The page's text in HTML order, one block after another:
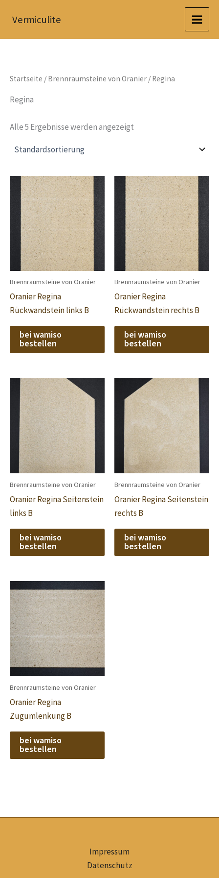
InhaltVermiculite
Startseite / Brennraumsteine von Oranier / Regina
Regina
Alle 5 Ergebnisse werden angezeigt
Brennraumsteine von Oranier
Oranier Regina
Rückwandstein links B
bei wamiso
bestellen
Brennraumsteine von Oranier
Oranier Regina
Rückwandstein rechts B
bei wamiso
bestellen
Brennraumsteine von Oranier
Oranier Regina Seitenstein
links B
bei wamiso
bestellen
Brennraumsteine von Oranier
Oranier Regina Seitenstein
rechts B
bei wamiso
bestellen
Brennraumsteine von Oranier
Oranier Regina
Zugumlenkung B
bei wamiso
bestellen
Impressum
Datenschutz